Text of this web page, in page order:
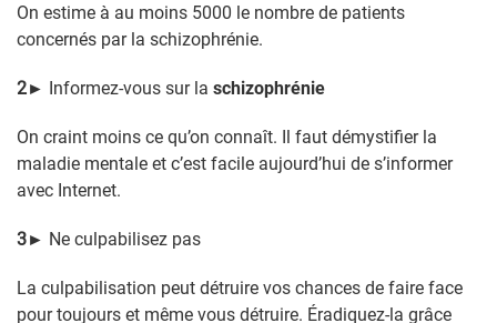
On estime à au moins 5000 le nombre de patients
concernés par la schizophrénie.
2► Informez-vous sur la schizophrénie
On craint moins ce qu’on connaît. Il faut démystifier la
maladie mentale et c’est facile aujourd’hui de s’informer
avec Internet.
3► Ne culpabilisez pas
La culpabilisation peut détruire vos chances de faire face
pour toujours et même vous détruire. Éradiquez-la grâce